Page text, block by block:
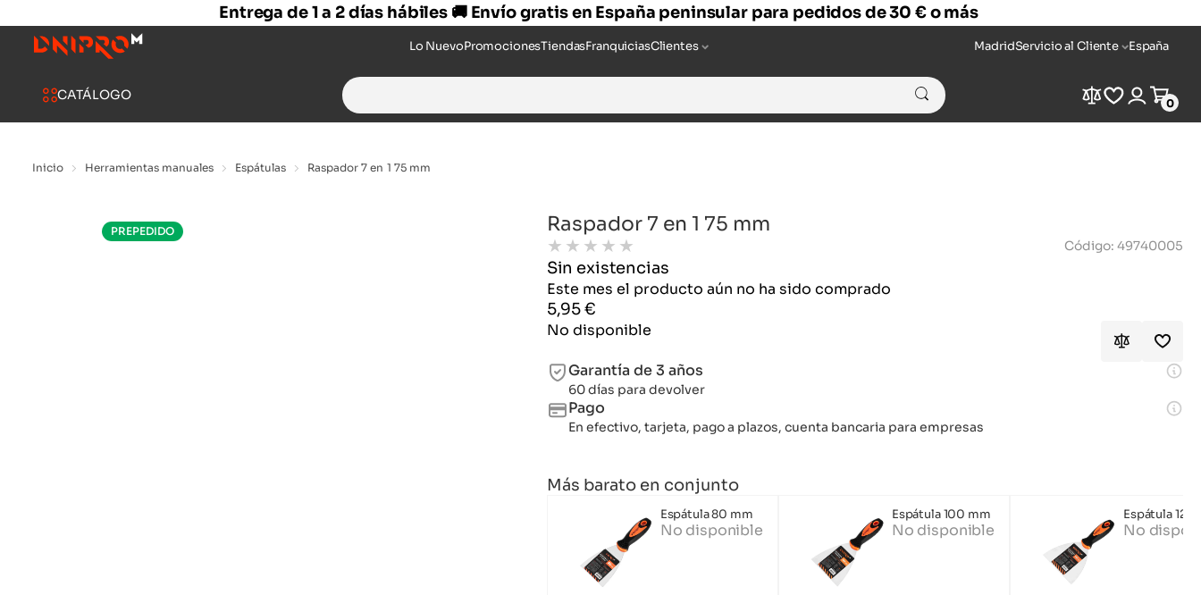
Entrega de 1 a 2 días hábiles 🚚 Envío gratis en España peninsular para pedidos de 30 € o más
Lo NuevoPromocionesTiendasFranquiciasClientes MadridServicio al Cliente España
CATÁLOGO
Search
for:
Compare
Wishlist
Login
Cart
0
Inicio Herramientas manuales Espátulas Raspador 7 en 1 75 mm
PREPEDIDO Raspador 7 en 1 75 mm
★ ★ ★ ★ ★ Código: 49740005
Sin existencias
Este mes el producto aún no ha sido comprado
5,95€
No disponible
Garantía de 3 años
60 días para devolver
Pago
En efectivo, tarjeta, pago a plazos, cuenta bancaria para empresas
Más barato en conjunto
Espátula 80 mm
No disponible
Espátula 100 mm
No disponible
Espátula 120
No